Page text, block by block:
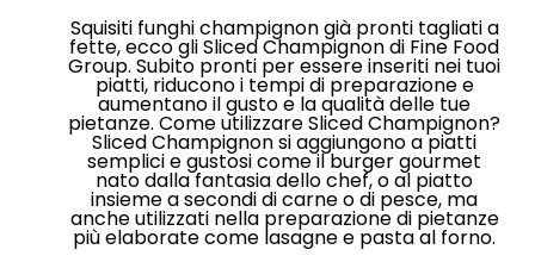
Squisiti funghi champignon già pronti tagliati a
fette, ecco gli Sliced Champignon di Fine Food
Group. Subito pronti per essere inseriti nei tuoi
piatti, riducono i tempi di preparazione e
aumentano il gusto e la qualità delle tue
pietanze. Come utilizzare Sliced Champignon?
Sliced Champignon si aggiungono a piatti
semplici e gustosi come il burger gourmet
nato dalla fantasia dello chef, o al piatto
insieme a secondi di carne o di pesce, ma
anche utilizzati nella preparazione di pietanze
più elaborate come lasagne e pasta al forno.